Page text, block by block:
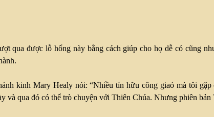
qua được lỗ hổng này bằng cách giúp cho họ dễ có cũng
kinh Mary Healy nói: “Nhiều tín hữu công giaó mà tôi
và qua đó có thể trò chuyện với Thiên Chúa. Nhưng phiên